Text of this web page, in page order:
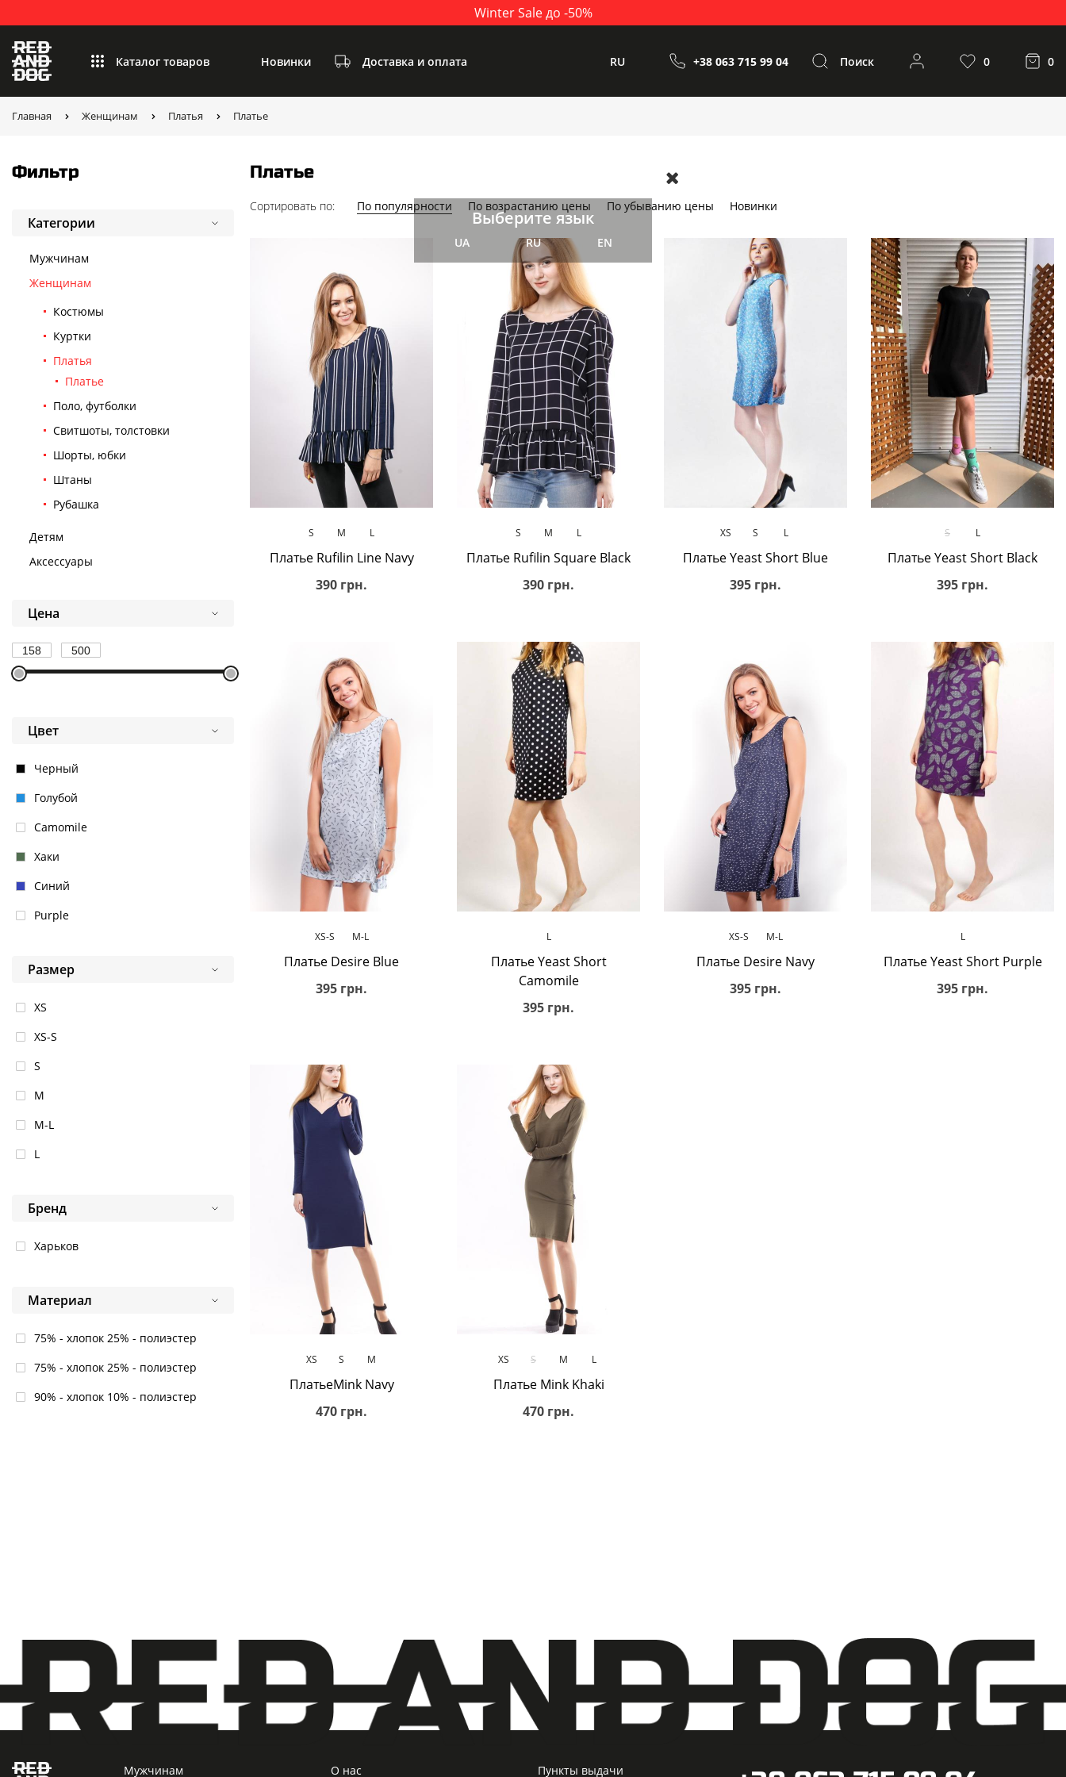
Winter Sale до -50%
Каталог товаров Новинки Доставка и оплата RU +38 063 715 99 04 Поиск 0 0
Главная Женщинам Платья Платье
Фильтр
Категории
Мужчинам
Женщинам
Костюмы
Куртки
Платья
Платье
Поло, футболки
Свитшоты, толстовки
Шорты, юбки
Штаны
Рубашка
Детям
Аксессуары
Цена
Цвет
Черный
Голубой
Camomile
Хаки
Синий
Purple
Размер
XS
XS-S
S
M
M-L
L
Бренд
Харьков
Материал
75% - хлопок 25% - полиэстер
75% - хлопок 25% - полиэстер
90% - хлопок 10% - полиэстер
Платье
Сортировать по: По популярности По возрастанию цены По убыванию цены Новинки
S M L
Платье Rufilin Line Navy
390 грн.
S M L
Платье Rufilin Square Black
390 грн.
XS S L
Платье Yeast Short Blue
395 грн.
S L
Платье Yeast Short Black
395 грн.
XS-S M-L
Платье Desire Blue
395 грн.
L
Платье Yeast Short
Camomile
395 грн.
XS-S M-L
Платье Desire Navy
395 грн.
L
Платье Yeast Short Purple
395 грн.
XS S M
ПлатьеMink Navy
470 грн.
XS S M L
Платье Mink Khaki
470 грн.
Мужчинам О нас Пункты выдачи
Выберите язык
UA RU EN